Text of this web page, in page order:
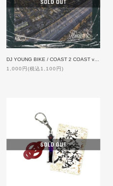
DJ YOUNG BIKE / COAST 2 COAST vol.9
1,000円(税込1,100円)